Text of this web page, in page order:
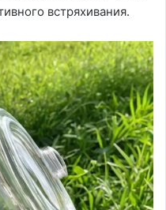
встряхивания.